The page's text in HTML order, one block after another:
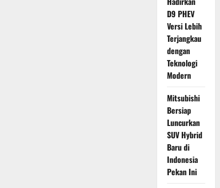
D9 PHEV
Versi Lebih
Terjangkau
dengan
Teknologi
Modern
Mitsubishi
Bersiap
Luncurkan
SUV Hybrid
Baru di
Indonesia
Pekan Ini